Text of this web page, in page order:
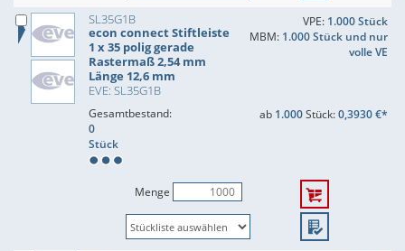
SL35G1B
econ connect Stiftleiste
1 x 35 polig gerade
Rastermaß 2,54 mm
Länge 12,6 mm
EVE: SL35G1B
VPE: 1.000 Stück
MBM: 1.000 Stück und nur
volle VE
Gesamtbestand:
0
Stück
ab 1.000Stück:0,3930 €*
Menge